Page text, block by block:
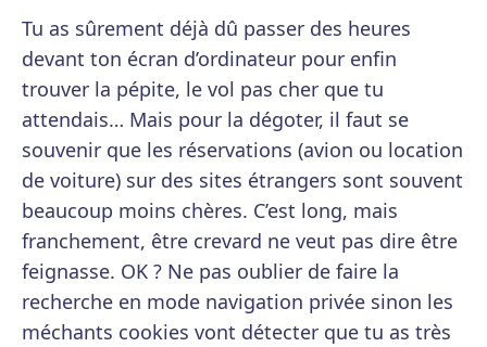
Tu as sûrement déjà dû passer des heures
devant ton écran d’ordinateur pour enfin
trouver la pépite, le vol pas cher que tu
attendais… Mais pour la dégoter, il faut se
souvenir que les réservations (avion ou location
de voiture) sur des sites étrangers sont souvent
beaucoup moins chères. C’est long, mais
franchement, être crevard ne veut pas dire être
feignasse. OK ? Ne pas oublier de faire la
recherche en mode navigation privée sinon les
méchants cookies vont détecter que tu as très